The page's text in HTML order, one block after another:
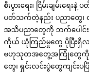
စီးပွားရေး၊ ငြိမ်းချမ်း
ပတ်သက်တဲ့နည်း ပညာတွေ
အသိပညာတွေကို ဘက်ပေါ
ကိုယ် ယုံကြည်မှုတွေ ပိုပြီးရှိ
ဗဟုသုတအတွေ့အကြုံတွေကို
တွေ၊ ရှင်းလင်းပွဲတွေကျင်းပပ